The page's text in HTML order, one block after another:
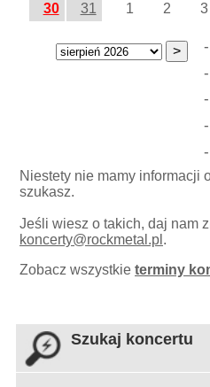
30
31 1 2 3
-
-
-
-
-
Niestety nie mamy informacji
szukasz.
Jeśli wiesz o takich, daj nam
koncerty@rockmetal.pl .
Zobacz wszystkieterminy
Szukaj koncertu